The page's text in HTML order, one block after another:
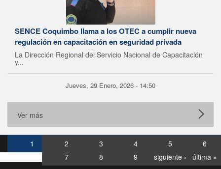
SENCE Coquimbo llama a los OTEC a cumplir nueva
regulación en capacitación en seguridad privada
La Dirección Regional del Servicio Nacional de Capacitación
y...
Jueves, 29 Enero, 2026 - 14:50
Ver más
1 2 3 4 5
6
7
8 9 siguiente › última »